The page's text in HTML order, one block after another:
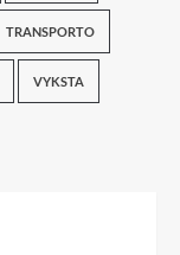
TRANSPORTO
VYKSTA